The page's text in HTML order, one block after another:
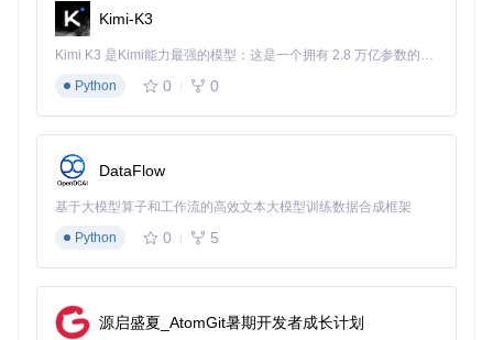
3. 场景落地：知识管理插件三大核心应用
3.1 项目管理场景：看板功能实现任务跟踪
场景描述：团队项目进度管理
📊 应用度：85%
图2：知识管理插件看板功能界面，支持任务拖拽和Markdown
操作步骤：
使用一级标题创建看板标题（如"# 项目任务"）
Kimi-K3
Kimi K3 是Kimi能力最强的模型：这是一个拥有 2.8 万亿参数的混合专家（MoE）模型，具备原生视觉理解能力，并支持 100 万 token 的上下文窗口。
Python
0 0
DataFlow
基于大模型算子和工作流的高效文本大模型训练数据合成框架
Python
0 5
源启盛夏_AtomGit暑期开发者成长计划